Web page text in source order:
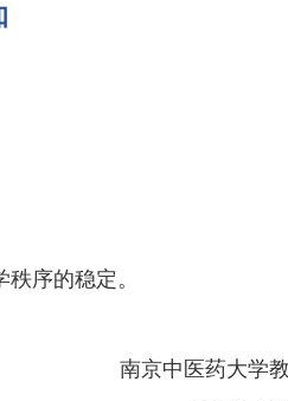
序的稳定。
南京中医药大学